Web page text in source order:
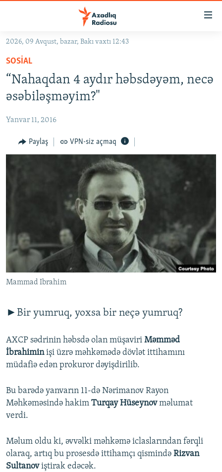
Əsas
qayıt
Əsas
naviqasiyaya
qayıt
GÜNDƏM
#İZAHLA
KORRUPSIOMETR
FƏRQƏ BAX
QANUNI DOĞRU
İNFOQRAFIKA
KARIKATURA
AZƏRBAYCAN ƏDƏBIYYATI KITABXANASI
İSLAM VƏ DEMOKRATIYA
İZ - MƏDƏNIYYƏT PROQRAMI
MISSIYAMIZ
PEŞƏ ETIKASI VƏ JURNALISTIKA STANDARTLARIMIZ
MATERIALLARIMIZDAN ISTIFADƏ
AZADLIQRADIOSU MOBIL TELEFONUNUZDA
XƏBƏR BÜLLETENLƏRIMIZ
BIZI IZLƏ
RFE/RL-in bütün saytları
2026, 09 Avqust, bazar, Bakı vaxtı 12:43
SOSIAL
“Nahaqdan 4 aydır həbsdəyəm, necə
əsəbiləşməyim?"
Yanvar 11, 2016
Paylaş VPN-siz açmaq
Mammad Ibrahim
►Bir yumruq, yoxsa bir neçə yumruq?
AXCP sədrinin həbsdə olan müşaviri Məmməd
İbrahiminişi üzrə məhkəmədə dövlət ittihamını
müdafiə edən prokuror dəyişdirilib.
Bu barədə yanvarın 11-də Nərimanov Rayon
Məhkəməsində hakim Turqay Hüseynovməlumat
verdi.
Məlum oldu ki, əvvəlki məhkəmə iclaslarından fərqli
olaraq, artıq bu prosesdə ittihamçı qismində Rizvan
Sultanoviştirak edəcək.